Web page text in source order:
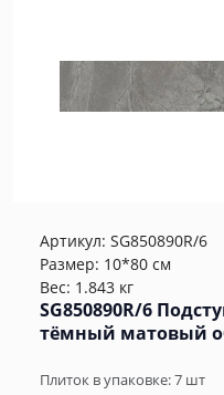
Артикул: SG850890R/6
Размер: 10*80 см
Вес: 1.843 кг
SG850890R/6
тёмный матовый
Плиток в упаковке:7 шт